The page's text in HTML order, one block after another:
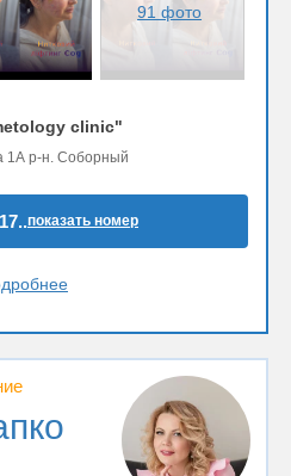
91 фото
clinic"
1А р-н. Соборный
показать номер